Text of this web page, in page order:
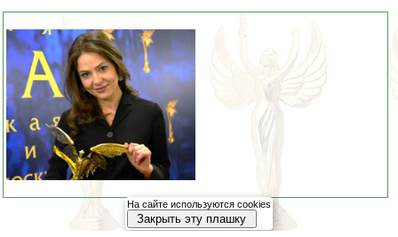
На сайте используются cookies
Закрыть эту плашку